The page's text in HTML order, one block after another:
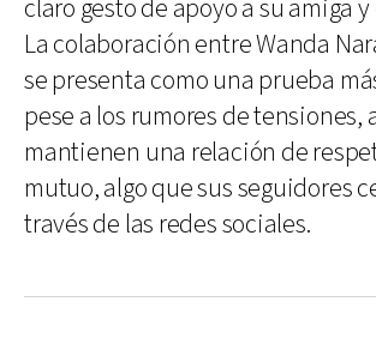
claro gesto de apoyo a su amiga y
La colaboración entre Wanda
se presenta como una prueba
pese a los rumores de tensiones,
mantienen una relación de
mutuo, algo que sus seguidores
través de las redes sociales.